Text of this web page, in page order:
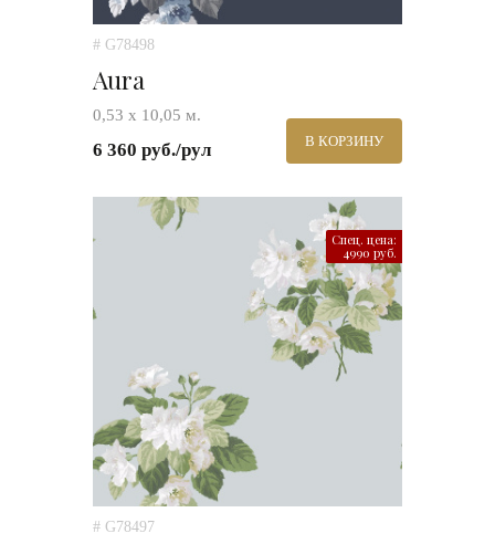
# G78498
Aura
0,53 х 10,05 м.
6 360 руб./рул В КОРЗИНУ
Спец. цена:
4990 руб.
# G78497